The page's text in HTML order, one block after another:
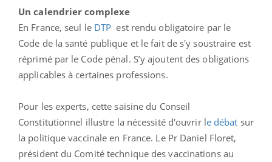
Un calendrier complexe
En France, seul le DTP est rendu obligatoire par le
Code de la santé publique et le fait de s'y soustraire est
réprimé par le Code pénal. S’y ajoutent des obligations
applicables à certaines professions.
Pour les experts, cette saisine du Conseil
Constitutionnel illustre la nécessité d'ouvrir le débat sur
la politique vaccinale en France. Le Pr Daniel Floret,
président du Comité technique des vaccinations au